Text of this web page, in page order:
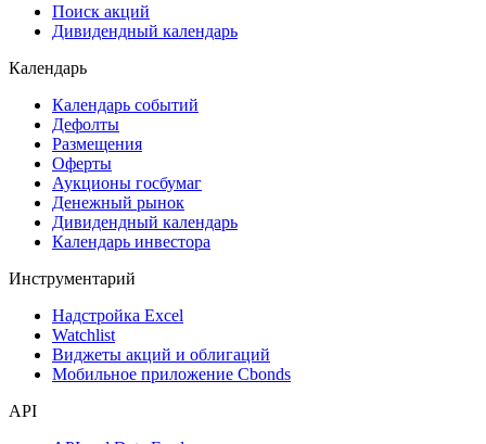
Поиск акций
Дивидендный календарь
Календарь
Календарь событий
Дефолты
Размещения
Оферты
Аукционы госбумаг
Денежный рынок
Дивидендный календарь
Календарь инвестора
Инструментарий
Надстройка Excel
Watchlist
Виджеты акций и облигаций
Мобильное приложение Cbonds
API